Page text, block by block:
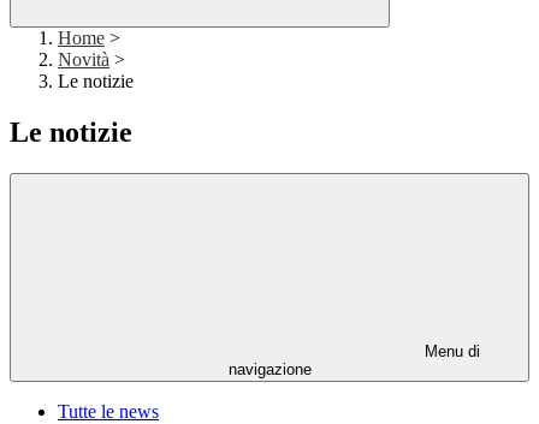
Home >
Novità >
Le notizie
Le notizie
Menu di
navigazione
Tutte le news